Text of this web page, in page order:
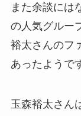
また余談には
の人気グルー
裕太さんのフ
あったようで
玉森裕太さん